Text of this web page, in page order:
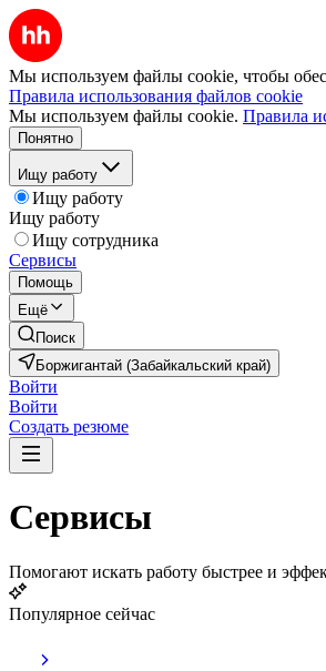
Мы используем файлы cookie, чтобы
Правила использования файлов cookie
Мы используем файлы cookie. Правила
Понятно
Ищу работу
Ищу работу
Ищу работу
Ищу сотрудника
Сервисы
Помощь
Ещё
Поиск
Боржигантай (Забайкальский край)
Войти
Войти
Создать резюме
Сервисы
Помогают искать работу быстрее и
Популярное сейчас